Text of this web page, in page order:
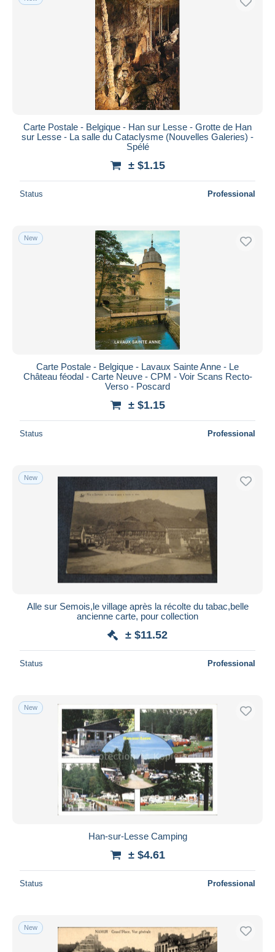
Carte Postale - Belgique - Han sur Lesse - Grotte de Han
sur Lesse - La salle du Cataclysme (Nouvelles Galeries) -
Spélé
± $1.15
Status Professional
New
Carte Postale - Belgique - Lavaux Sainte Anne - Le
Château féodal - Carte Neuve - CPM - Voir Scans Recto-
Verso - Poscard
± $1.15
Status Professional
New
Alle sur Semois,le village après la récolte du tabac,belle
ancienne carte, pour collection
± $11.52
Status Professional
New
Han-sur-Lesse Camping
± $4.61
Status Professional
New